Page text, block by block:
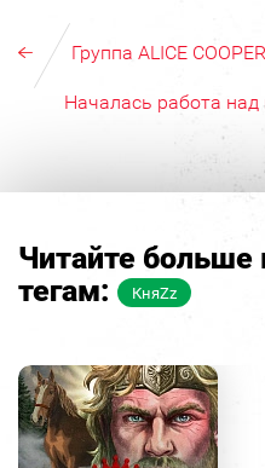
Группа ALICE
Началась работа
Читайте больше
тегам:
КняZz